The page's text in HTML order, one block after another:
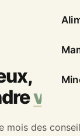
votre
mois des